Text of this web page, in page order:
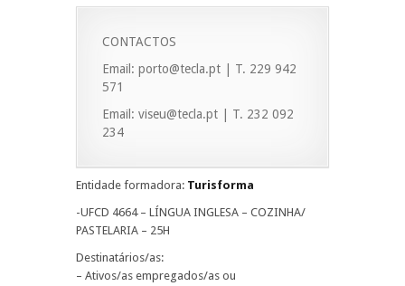
CONTACTOS
Email: porto@tecla.pt | T. 229 942
571
Email: viseu@tecla.pt | T. 232 092
234
Entidade formadora: Turisforma
-UFCD 4664 – LÍNGUA INGLESA – COZINHA/
PASTELARIA – 25H
Destinatários/as:
– Ativos/as empregados/as ou